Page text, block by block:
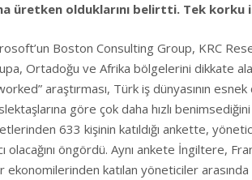
üretken olduklarını belirtti. Tek
Boston Consulting Group, KRC
Ortadoğu ve Afrika bölgelerini dikkate
araştırması, Türk iş dünyasının esnek
göre çok daha hızlı
633 kişinin katıldığı ankette,
olacağını öngördü. Aynı ankete İngiltere,
ekonomilerinden katılan yöneticiler